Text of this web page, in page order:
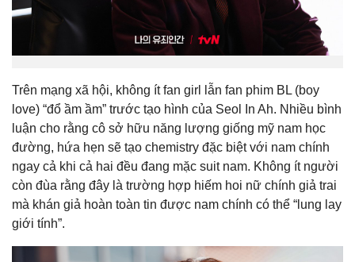
Trên mạng xã hội, không ít fan girl lẫn fan phim BL (boy
love) “đổ ầm ầm” trước tạo hình của Seol In Ah. Nhiều bình
luận cho rằng cô sở hữu năng lượng giống mỹ nam học
đường, hứa hẹn sẽ tạo chemistry đặc biệt với nam chính
ngay cả khi cả hai đều đang mặc suit nam. Không ít người
còn đùa rằng đây là trường hợp hiếm hoi nữ chính giả trai
mà khán giả hoàn toàn tin được nam chính có thể “lung lay
giới tính”.